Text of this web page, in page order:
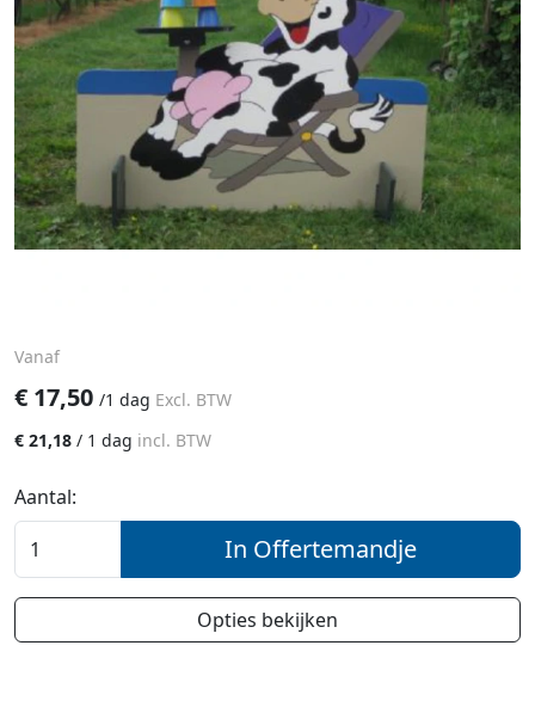
Vanaf
€ 17,50 /1 dag Excl. BTW
€ 21,18 / 1 dag incl. BTW
Aantal:
In Offertemandje
Opties bekijken